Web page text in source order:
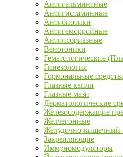
Антигельминтные
Антигистаминные
Антибиотики
Антигеморройные
Антипсориазные
Венотоники
Гематологические
Гинекология
Гормональные
Глазные капли
Глазные мази
Дерматологические
Железосодержащие
Желчегонные
Желудочно-кишечный-
Закрепляющие
Иммуномодуляторы